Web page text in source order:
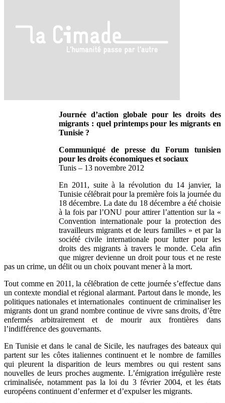
Journée d’action globale pour les droits des
migrants : quel printemps pour les migrants en
Tunisie ?
Communiqué de presse du Forum tunisien
pour les droits économiques et sociaux
Tunis – 13 novembre 2012
En 2011, suite à la révolution du 14 janvier, la
Tunisie célébrait pour la première fois la journée du
18 décembre. La date du 18 décembre a été choisie
à la fois par l’ONU pour attirer l’attention sur la «
Convention internationale pour la protection des
travailleurs migrants et de leurs familles » et par la
société civile internationale pour lutter pour les
droits des migrants à travers le monde. Cela afin
que migrer devienne un droit pour tous et ne reste
pas un crime, un délit ou un choix pouvant mener à la mort.
Tout comme en 2011, la célébration de cette journée s’effectue dans
un contexte mondial et régional alarmant. Partout dans le monde, les
politiques nationales et internationales continuent de criminaliser les
migrants dont un grand nombre continue de vivre sans droits, d’être
enfermés arbitrairement et de mourir aux frontières dans
l’indifférence des gouvernants.
En Tunisie et dans le canal de Sicile, les naufrages des bateaux qui
partent sur les côtes italiennes continuent et le nombre de familles
qui pleurent la disparition de leurs membres ou qui restent sans
nouvelles de leurs proches augmente. L’émigration irrégulière reste
criminalisée, notamment pas la loi du 3 février 2004, et les états
européens continuent d’enfermer et d’expulser les migrants.